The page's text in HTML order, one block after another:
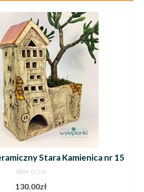
Stara Kamienica nr 15
BRAK OCEN
130.00zł